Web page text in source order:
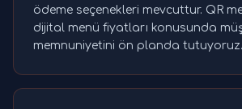
ödeme seçenekleri mevcuttur. QR
dijital menü fiyatları konusunda
memnuniyetini ön planda tutuyoruz.